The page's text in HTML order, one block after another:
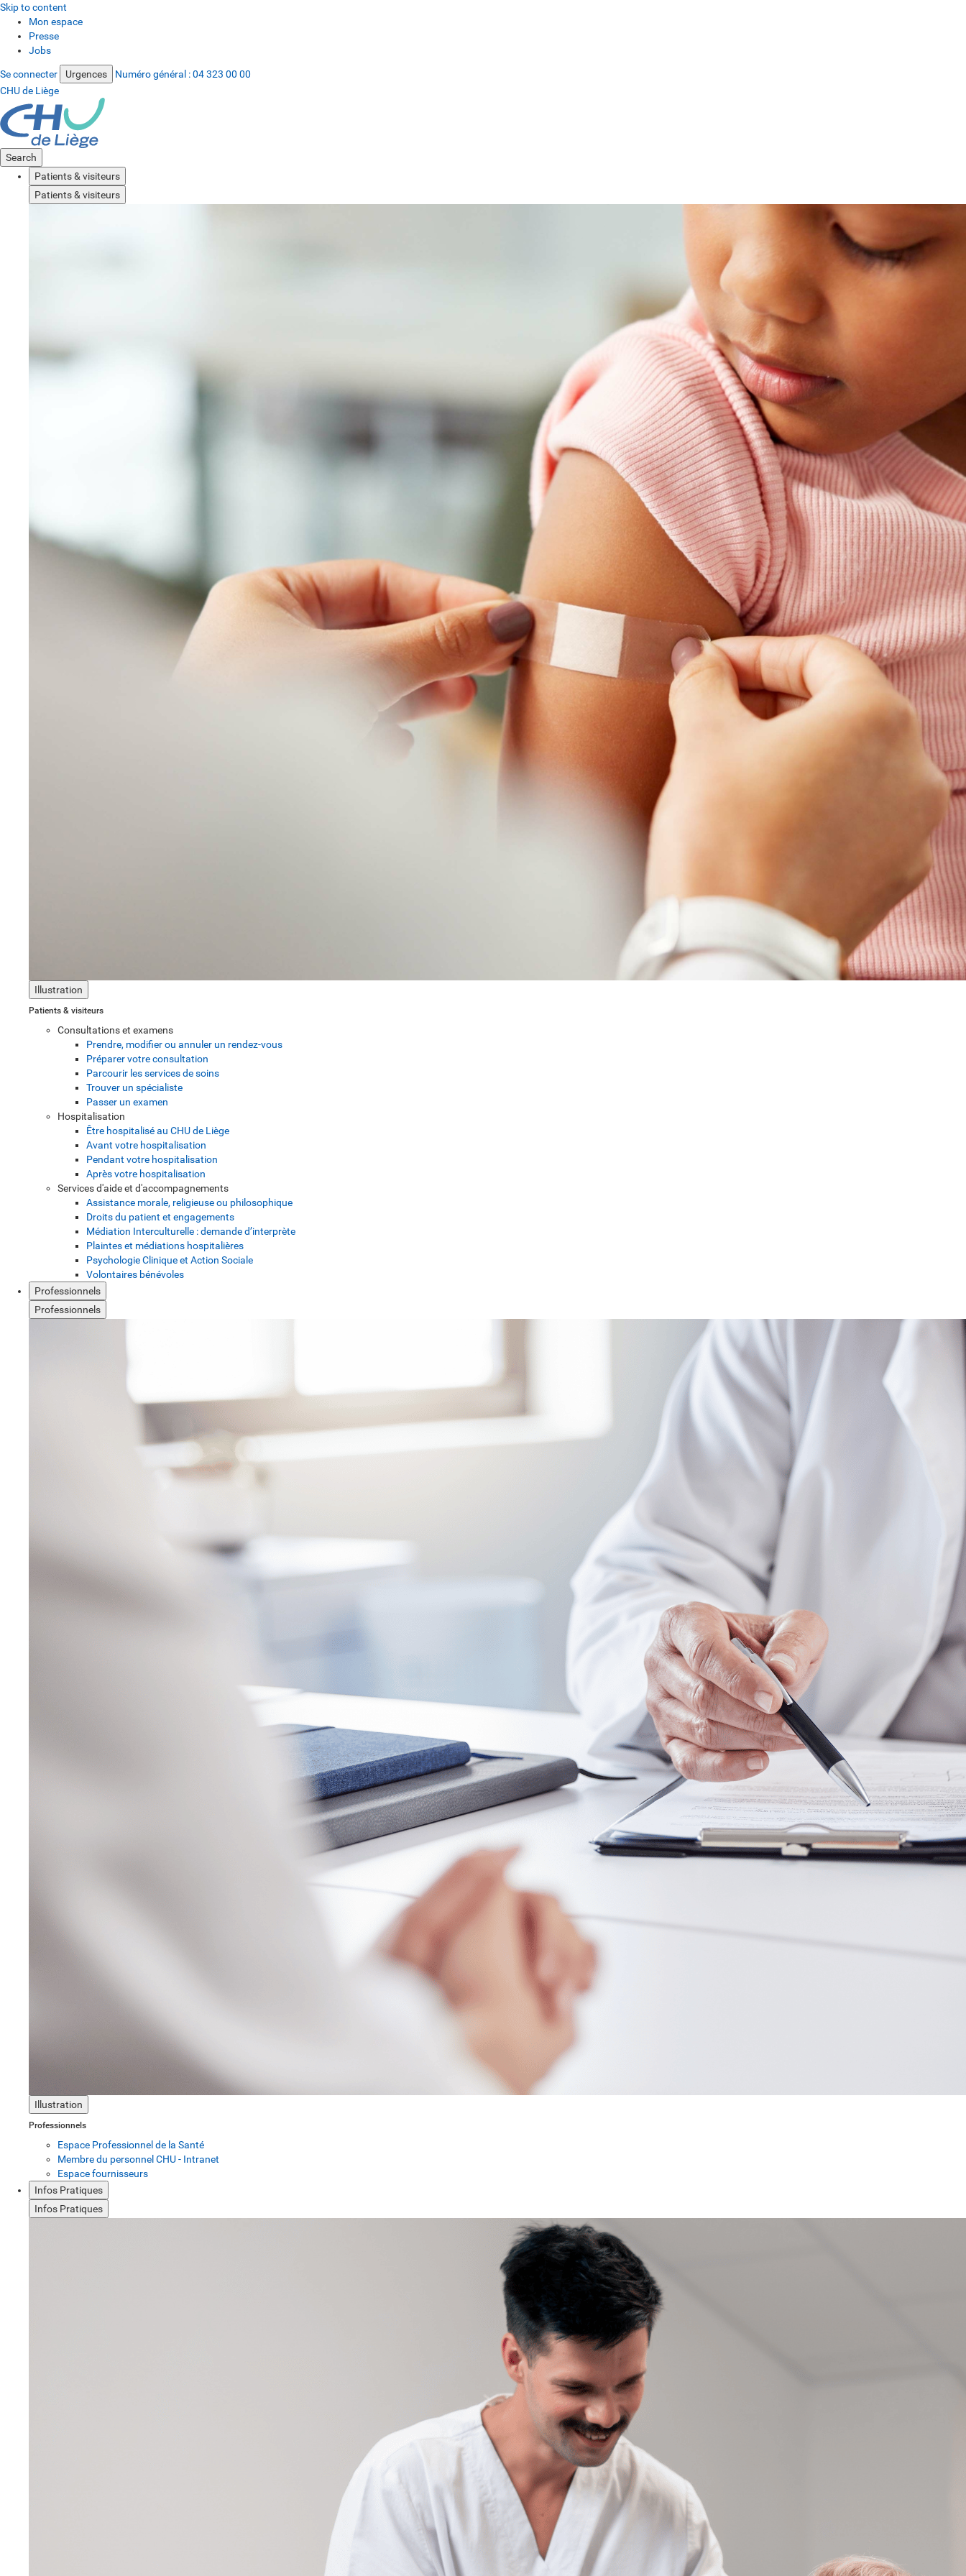
Skip to content
Mon espace
Presse
Jobs
Se connecter Urgences Numéro général :04 323 00 00
CHU de Liège
Search
Patients & visiteurs
Patients & visiteurs
Illustration
Patients & visiteurs
Consultations et examens
Prendre, modifier ou annuler un rendez-vous
Préparer votre consultation
Parcourir les services de soins
Trouver un spécialiste
Passer un examen
Hospitalisation
Être hospitalisé au CHU de Liège
Avant votre hospitalisation
Pendant votre hospitalisation
Après votre hospitalisation
Services d'aide et d'accompagnements
Assistance morale, religieuse ou philosophique
Droits du patient et engagements
Médiation Interculturelle : demande d’interprète
Plaintes et médiations hospitalières
Psychologie Clinique et Action Sociale
Volontaires bénévoles
Professionnels
Professionnels
Illustration
Professionnels
Espace Professionnel de la Santé
Membre du personnel CHU - Intranet
Espace fournisseurs
Infos Pratiques
Infos Pratiques